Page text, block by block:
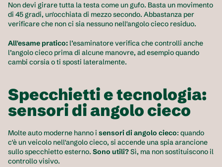
Non devi girare tutta la testa come un gufo. Basta un movimento
di 45 gradi, un'occhiata di mezzo secondo. Abbastanza per
verificare che non ci sia nessuno nell'angolo cieco residuo.
All'esame pratico: l’esaminatore verifica che controlli anche
l’angolo cieco prima di alcune manovre, ad esempio quando
cambi corsia o ti sposti lateralmente.
Specchietti e tecnologia:
sensori di angolo cieco
Molte auto moderne hanno i sensori di angolo cieco: quando
c'è un veicolo nell'angolo cieco, si accende una spia arancione
sullo specchietto esterno. Sono utili? Sì, ma non sostituiscono il
controllo visivo.